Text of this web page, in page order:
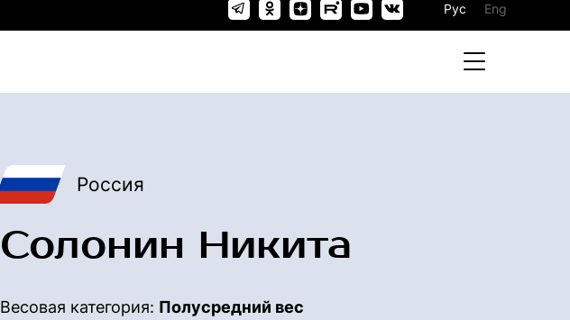
Рус Eng
Россия
Солонин Никита
Весовая категория: Полусредний вес